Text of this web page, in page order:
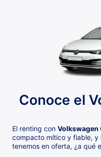
Conoce el
El renting con Volkswagen
compacto mítico y fiable, y
tenemos en oferta, ¿a qué